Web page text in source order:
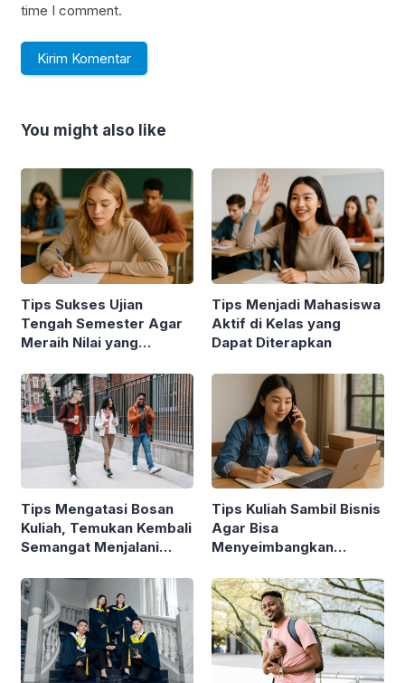
time I comment.
You might also like
Tips Sukses Ujian
Tengah Semester Agar
Meraih Nilai yang
Tips Menjadi Mahasiswa
Aktif di Kelas yang
Dapat Diterapkan
Tips Mengatasi Bosan
Kuliah, Temukan Kembali
Semangat Menjalani
Tips Kuliah Sambil Bisnis
Agar Bisa
Menyeimbangkan